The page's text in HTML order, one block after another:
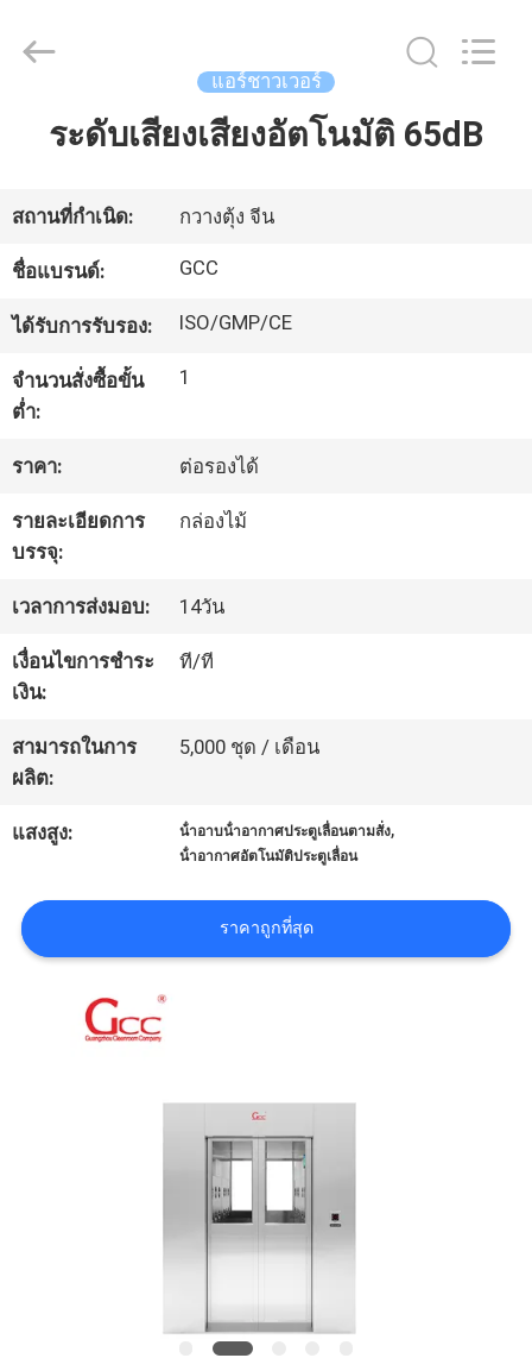
หน้า
สินค้า
วิดีโอ
เกี่ยว
กับ
เรา
ทัวร์
ควบคุม
คุณภาพ
ติดต่อ
Cleanroom
Construction
Reserved.
แอร์ชาวเวอร์
ระดับเสียงเสียงอัตโนมัติ 65dB
สถานที่กำเนิด: กวางตุ้ง จีน
ชื่อแบรนด์: GCC
ได้รับการรับรอง: ISO/GMP/CE
จำนวนสั่งซื้อขั้น
ต่ำ:
1
ราคา: ต่อรองได้
รายละเอียดการ
บรรจุ:
กล่องไม้
เวลาการส่งมอบ: 14วัน
เงื่อนไขการชำระ
เงิน:
ที/ที
สามารถในการ
ผลิต:
5,000 ชุด / เดือน
แสงสูง: น้ําอาบน้ําอากาศประตูเลื่อนตามสั่ง,
น้ําอากาศอัตโนมัติประตูเลื่อน
ราคาถูกที่สุด